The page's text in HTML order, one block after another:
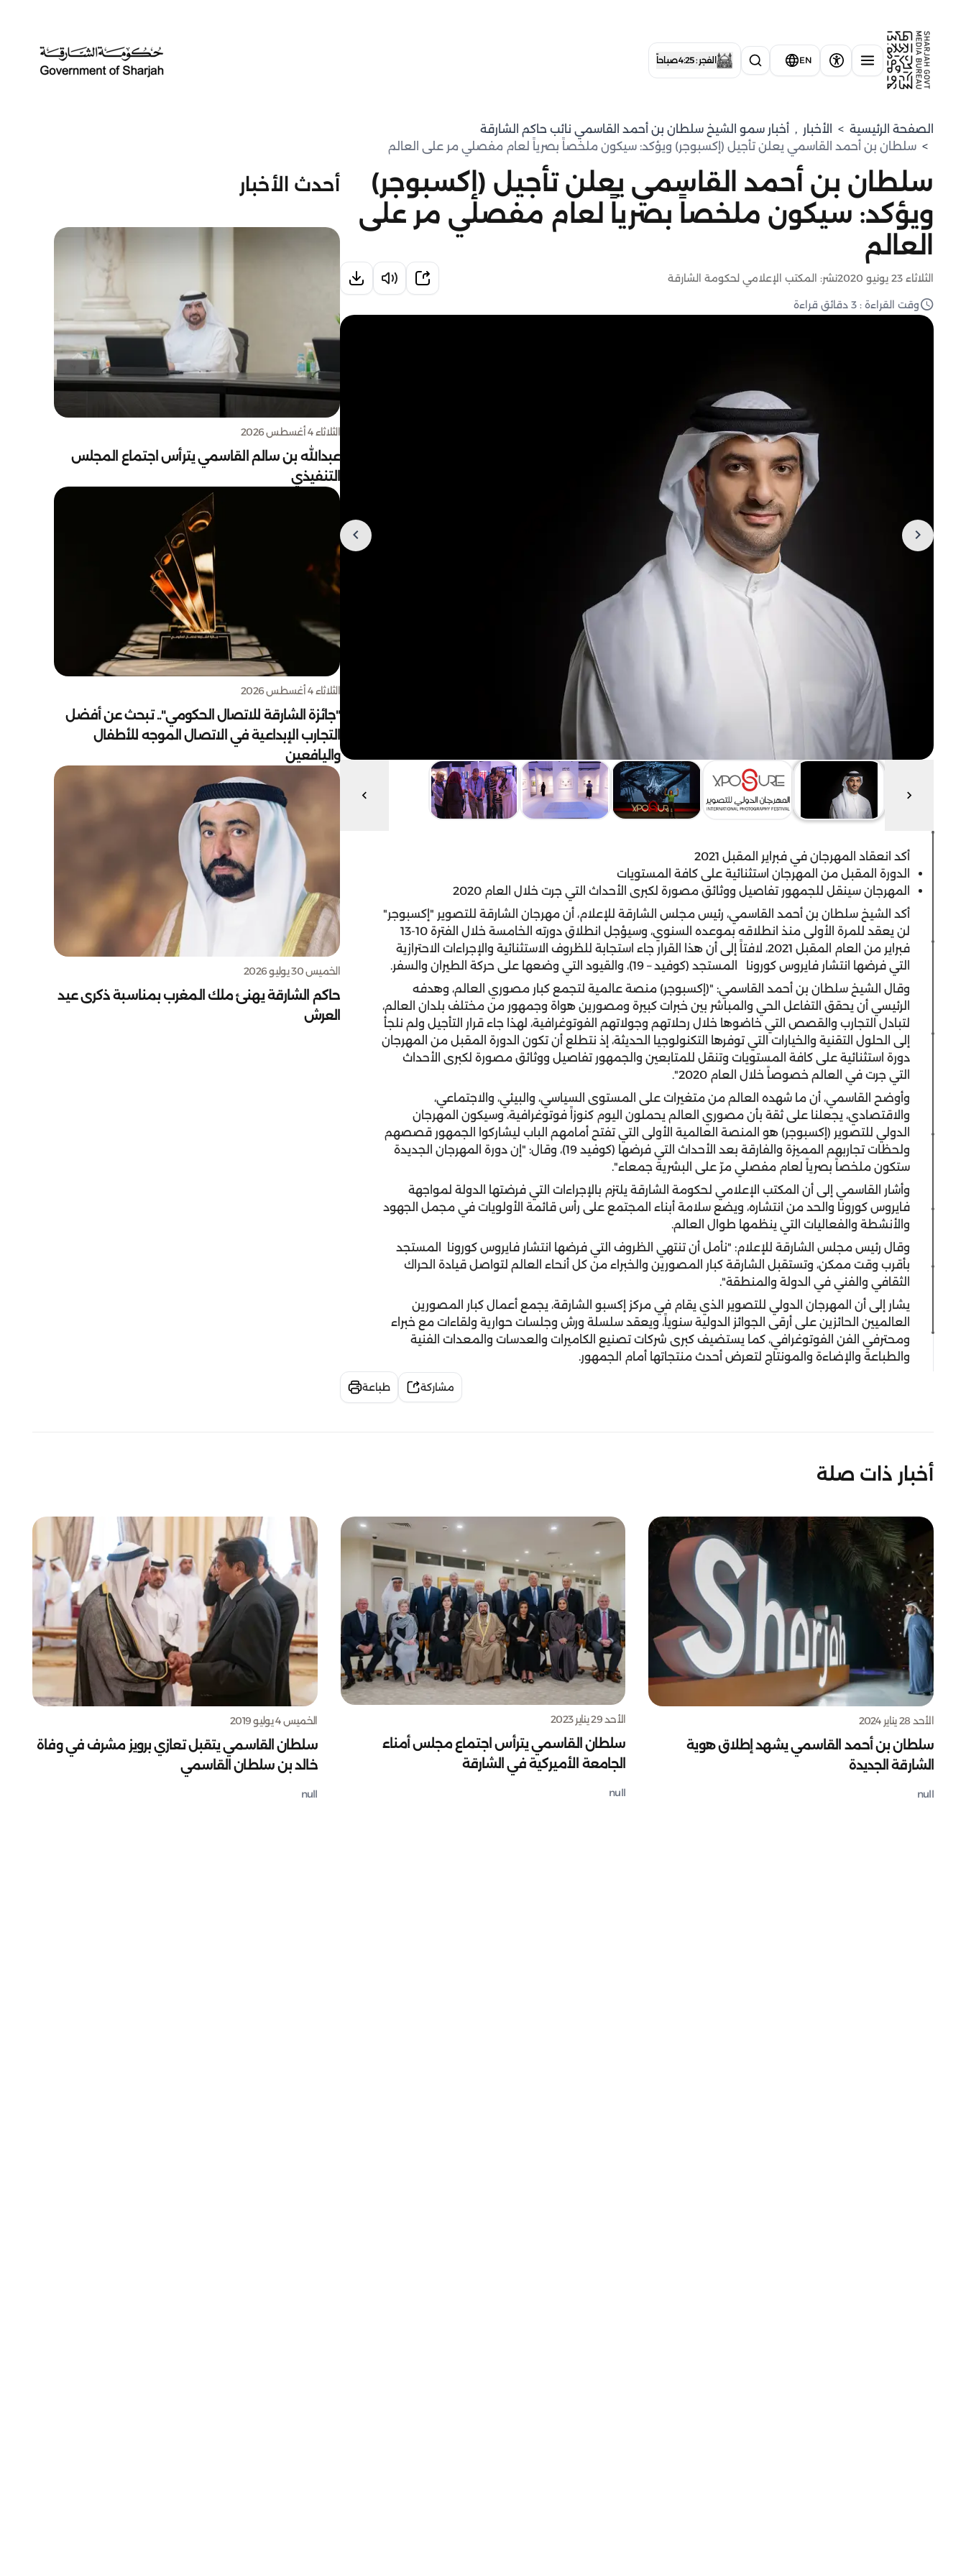
EN الفجر : 4:25 صباحاً
الصفحة الرئيسية > الأخبار , ⁠أخبار سمو الشيخ سلطان بن أحمد القاسمي نائب حاكم الشارقة
> سلطان بن أحمد القاسمي يعلن تأجيل (إكسبوجر) ويؤكد: سيكون ملخصاً بصرياً لعام مفصلي مر على العالم
سلطان بن أحمد القاسمي يعلن تأجيل (إكسبوجر)
ويؤكد: سيكون ملخصاً بصرياً لعام مفصلي مر على
العالم
الثلاثاء 23 يونيو 2020 نشر: المكتب الإعلامي لحكومة الشارقة
وقت القراءة : 3 دقائق قراءة
أكد انعقاد المهرجان في فبراير المقبل 2021
الدورة المقبل من المهرجان استثنائية على كافة المستويات
المهرجان سينقل للجمهور تفاصيل ووثائق مصورة لكبرى الأحداث التي جرت خلال العام 2020
أكد الشيخ سلطان بن أحمد القاسمي، رئيس مجلس الشارقة للإعلام، أن مهرجان الشارقة للتصوير "إكسبوجر"
لن يعقد للمرة الأولى منذ انطلاقه بموعده السنوي، وسيؤجل انطلاق دورته الخامسة خلال الفترة 10-13
فبراير من العام المقبل 2021، لافتاً إلى أن هذا القرار جاء استجابة للظروف الاستثنائية والإجراءات الاحترازية
التي فرضها انتشار فايروس كورونا المستجد (كوفيد – 19)، والقيود التي وضعها على حركة الطيران والسفر.
وقال الشيخ سلطان بن أحمد القاسمي: "(إكسبوجر) منصة عالمية لتجمع كبار مصوري العالم، وهدفه
الرئيسي أن يحقق التفاعل الحي والمباشر بين خبرات كبيرة ومصورين هواة وجمهور من مختلف بلدان العالم،
لتبادل التجارب والقصص التي خاضوها خلال رحلاتهم وجولاتهم الفوتوغرافية، لهذا جاء قرار التأجيل ولم نلجأ
إلى الحلول التقنية والخيارات التي توفرها التكنولوجيا الحديثة، إذ نتطلع أن تكون الدورة المقبل من المهرجان
دورة استثنائية على كافة المستويات وتنقل للمتابعين والجمهور تفاصيل ووثائق مصورة لكبرى الأحداث
التي جرت في العالم خصوصاً خلال العام 2020".
وأوضح القاسمي، أن ما شهده العالم من متغيرات على المستوى السياسي، والبيئي، والاجتماعي،
والاقتصادي، يجعلنا على ثقة بأن مصوري العالم يحملون اليوم كنوزاً فوتوغرافية، وسيكون المهرجان
الدولي للتصوير (إكسبوجر) هو المنصة العالمية الأولى التي تفتح أمامهم الباب ليشاركوا الجمهور قصصهم
ولحظات تجاربهم المميزة والفارقة بعد الأحداث التي فرضها (كوفيد 19)، وقال: "إن دورة المهرجان الجديدة
ستكون ملخصاً بصرياً لعام مفصلي مرّ على البشرية جمعاء".
وأشار القاسمي إلى أن المكتب الإعلامي لحكومة الشارقة يلتزم بالإجراءات التي فرضتها الدولة لمواجهة
فايروس كورونا والحد من انتشاره، ويضع سلامة أبناء المجتمع على رأس قائمة الأولويات في مجمل الجهود
والأنشطة والفعاليات التي ينظمها طوال العالم.
وقال رئيس مجلس الشارقة للإعلام: "نأمل أن تنتهي الظروف التي فرضها انتشار فايروس كورونا المستجد
بأقرب وقت ممكن، وتستقبل الشارقة كبار المصورين والخبراء من كل أنحاء العالم لتواصل قيادة الحراك
الثقافي والفني في الدولة والمنطقة".
يشار إلى أن المهرجان الدولي للتصوير الذي يقام في مركز إكسبو الشارقة، يجمع أعمال كبار المصورين
العالميين الحائزين على أرقى الجوائز الدولية سنوياً، ويعقد سلسلة ورش وجلسات حوارية ولقاءات مع خبراء
ومحترفي الفن الفوتوغرافي، كما يستضيف كبرى شركات تصنيع الكاميرات والعدسات والمعدات الفنية
والطباعة والإضاءة والمونتاج لتعرض أحدث منتجاتها أمام الجمهور.
مشاركة طباعة
أحدث الأخبار
الثلاثاء 4 أغسطس 2026
عبدالله بن سالم القاسمي يترأس اجتماع المجلس
التنفيذي
الثلاثاء 4 أغسطس 2026
"جائزة الشارقة للاتصال الحكومي".. تبحث عن أفضل
التجارب الإبداعية في الاتصال الموجه للأطفال
واليافعين
الخميس 30 يوليو 2026
حاكم الشارقة يهنئ ملك المغرب بمناسبة ذكرى عيد
العرش
أخبار ذات صلة
الأحد 28 يناير 2024
سلطان بن أحمد القاسمي يشهد إطلاق هوية
الشارقة الجديدة
null
الأحد 29 يناير 2023
سلطان القاسمي يترأس اجتماع مجلس أمناء
الجامعة الأميركية في الشارقة
null
الخميس 4 يوليو 2019
سلطان القاسمي يتقبل تعازي برويز مشرف في وفاة
خالد بن سلطان القاسمي
null